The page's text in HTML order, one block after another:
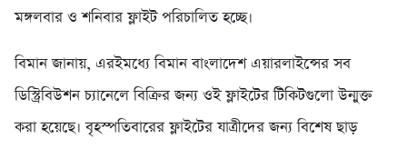
মঙ্গলবার ও শনিবার ফ্লাইট পরিচালিত হচ্ছে।
বিমান জানায়, এরইমধ্যে বিমান বাংলাদেশ এয়ারলাইন্সের সব
ডিস্ট্রিবিউশন চ্যানেলে বিক্রির জন্য ওই ফ্লাইটের টিকিটগুলো উন্মুক্ত
করা হয়েছে। বৃহস্পতিবারের ফ্লাইটের যাত্রীদের জন্য বিশেষ ছাড়